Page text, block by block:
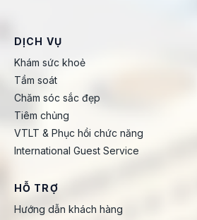
DỊCH VỤ
Khám sức khoẻ
Tầm soát
Chăm sóc sắc đẹp
Tiêm chủng
VTLT & Phục hồi chức năng
International Guest Service
HỖ TRỢ
Hướng dẫn khách hàng